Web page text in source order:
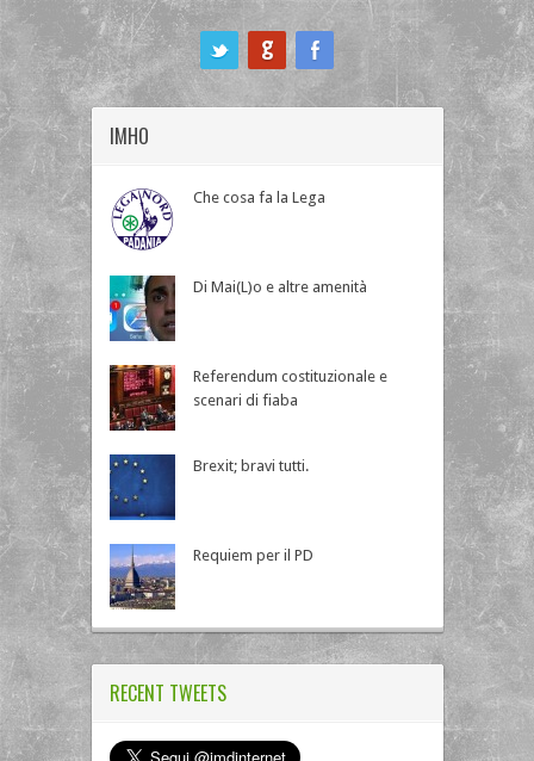
IMHO
Che cosa fa la Lega
Di Mai(L)o e altre amenità
Referendum costituzionale e
scenari di fiaba
Brexit; bravi tutti.
Requiem per il PD
RECENT TWEETS